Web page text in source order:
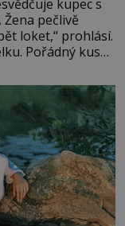
kupec s
pečlivě
loket,“ prohlásí.
Pořádný kus
švadlena
podívejte.“